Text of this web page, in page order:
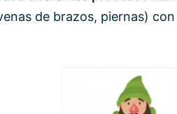
de brazos, piernas)